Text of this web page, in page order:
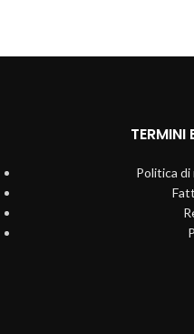
TERMINI
Politica di